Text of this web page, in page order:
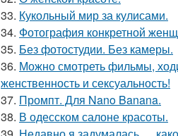
33. Кукольный мир за кулисами.
34. Фотография конкретной
35. Без фотостудии. Без камеры.
36. Можно смотреть фильмы,
женственность и сексуальность!
37. Промпт. Для Nano Banana.
38. В одесском салоне красоты.